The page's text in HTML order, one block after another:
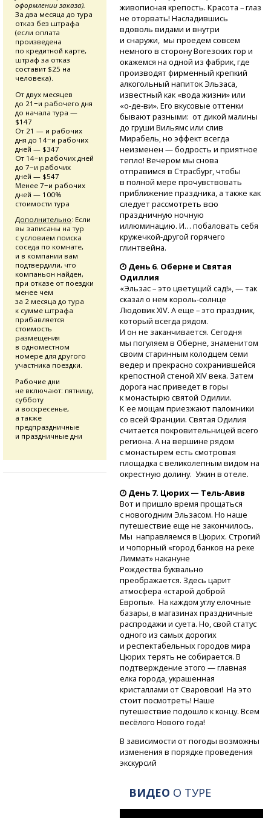
живописная крепость. Красота – глаз
не оторвать! Насладившись
вдоволь видами и внутри
и снаружи, мы проедем совсем
немного в сторону Вогезских гор и
окажемся на одной из фабрик, где
производят фирменный крепкий
алкогольный напиток Эльзаса,
известный как «вода жизни» или
«о-де-ви». Его вкусовые оттенки
бывают разными: от дикой малины
до груши Вильямс или слив
Мирабель, но эффект всегда
неизменен — бодрость и приятное
тепло! Вечером мы снова
отправимся в Страсбург, чтобы
в полной мере прочувствовать
приближение праздника, а также как
следует рассмотреть всю
праздничную ночную
иллюминацию. И… побаловать себя
кружечкой-другой горячего
глинтвейна.
День 6. Оберне и Святая
Одиллия
«Эльзас – это цветущий сад!», — так
сказал о нем король-солнце
Людовик XIV. А еще – это праздник,
который всегда рядом.
И он не заканчивается. Сегодня
мы погуляем в Оберне, знаменитом
своим старинным колодцем семи
ведер и прекрасно сохранившейся
крепостной стеной XIV века. Затем
дорога нас приведет в горы
к монастырю святой Одилии.
К ее мощам приезжают паломники
со всей Франции. Святая Одилия
считается покровительницей всего
региона. А на вершине рядом
с монастырем есть смотровая
площадка с великолепным видом на
окрестную долину. Ужин в отеле.
День 7. Цюрих — Тель-Авив
Вот и пришло время прощаться
с новогодним Эльзасом. Но наше
путешествие еще не закончилось.
Мы направляемся в Цюрих. Строгий
и чопорный «город банков на реке
Лиммат» накануне
Рождества буквально
преображается. Здесь царит
атмосфера «старой доброй
Европы». На каждом углу елочные
базары, в магазинах праздничные
распродажи и суета. Но, свой статус
одного из самых дорогих
и респектабельных городов мира
Цюрих терять не собирается. В
подтверждение этого — главная
елка города, украшенная
кристаллами от Сваровски! На это
стоит посмотреть! Наше
путешествие подошло к концу. Всем
весёлого Нового года!
В зависимости от погоды возможны
изменения в порядке проведения
экскурсий
ВИДЕО О ТУРЕ
оформлении заказа).
За два месяца до тура
отказ без штрафа
(если оплата
произведена
по кредитной карте,
штраф за отказ
составит $25 на
человека).
От двух месяцев
до 21−и рабочего дня
до начала тура —
$147
От 21 — и рабочих
дня до 14−и рабочих
дней — $347
От 14−и рабочих дней
до 7−и рабочих
дней — $547
Менее 7−и рабочих
дней — 100%
стоимости тура
Дополнительно: Если
вы записаны на тур
с условием поиска
соседа по комнате,
и в компании вам
подтвердили, что
компаньон найден,
при отказе от поездки
менее чем
за 2 месяца до тура
к сумме штрафа
прибавляется
стоимость
размещения
в одноместном
номере для другого
участника поездки.
Рабочие дни
не включают: пятницу,
субботу
и воскресенье,
а также
предпраздничные
и праздничные дни